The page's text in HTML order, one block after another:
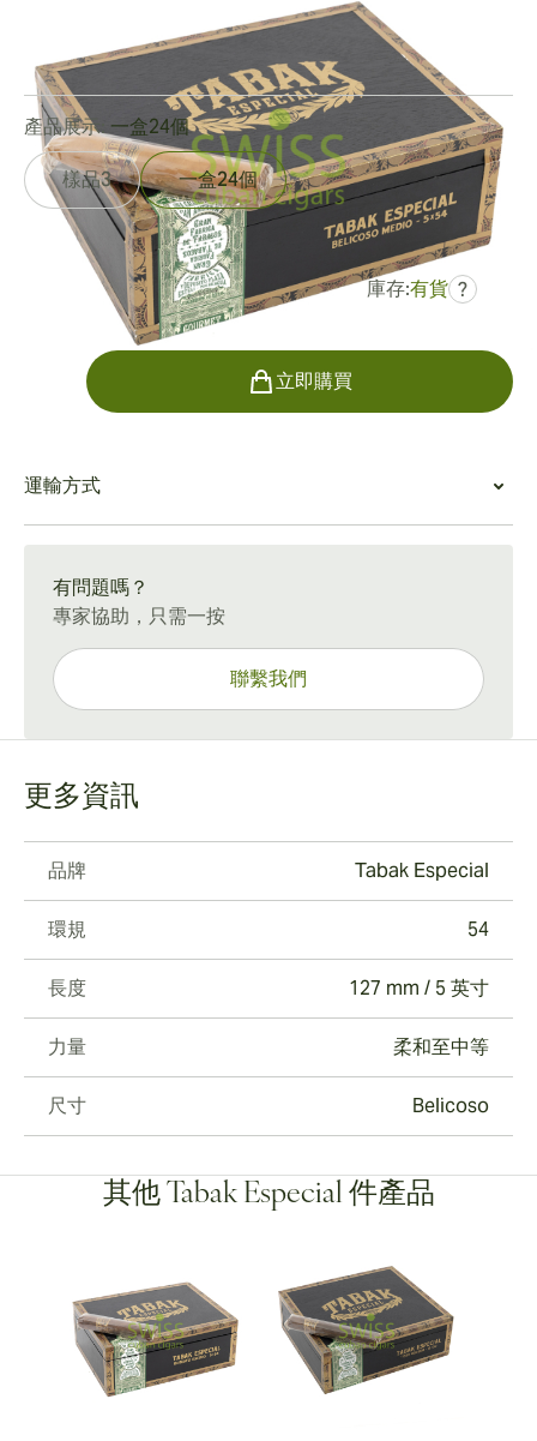
127 mm / 5 英寸
HK$1,230.47 曾是HK$1,841.79
庫存:有貨 ?
產品展示:一盒24個
樣品3 一盒24個
立即購買
運輸方式
有問題嗎？
專家協助，只需一按
聯繫我們
更多資訊
品牌 Tabak Especial
環規 54
長度 127 mm / 5 英寸
力量 柔和至中等
尺寸 Belicoso
其他 Tabak Especial 件產品